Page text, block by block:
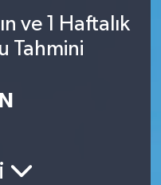
ve 1 Haftalık
Tahmini